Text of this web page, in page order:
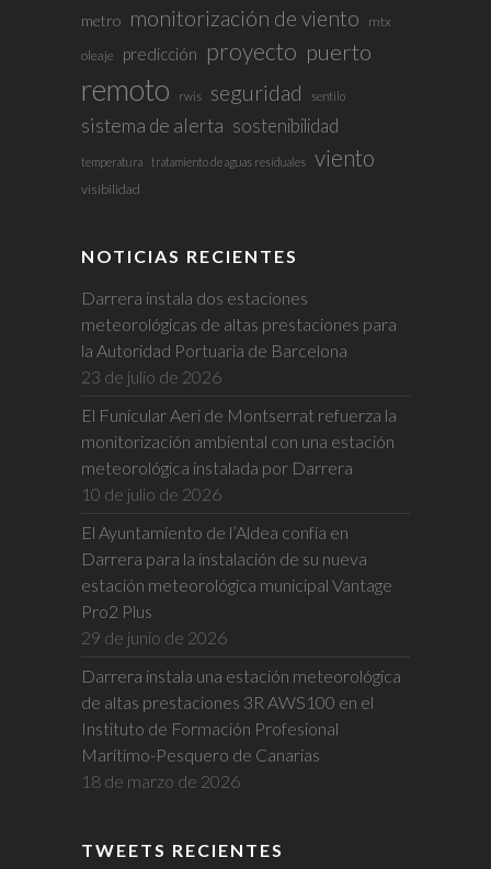
metro monitorización de viento mtx
oleaje predicción proyecto puerto
remoto rwis seguridad sentilo
sistema de alerta sostenibilidad
temperatura tratamiento de aguas residuales viento
visibilidad
NOTICIAS RECIENTES
Darrera instala dos estaciones
meteorológicas de altas prestaciones para
la Autoridad Portuaria de Barcelona
23 de julio de 2026
El Funicular Aeri de Montserrat refuerza la
monitorización ambiental con una estación
meteorológica instalada por Darrera
10 de julio de 2026
El Ayuntamiento de l’Aldea confía en
Darrera para la instalación de su nueva
estación meteorológica municipal Vantage
Pro2 Plus
29 de junio de 2026
Darrera instala una estación meteorológica
de altas prestaciones 3R AWS100 en el
Instituto de Formación Profesional
Marítimo-Pesquero de Canarias
18 de marzo de 2026
TWEETS RECIENTES